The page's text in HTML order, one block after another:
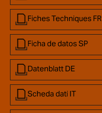
Fiches Techniques FR
Ficha de datos SP
Datenblatt DE
Scheda dati IT